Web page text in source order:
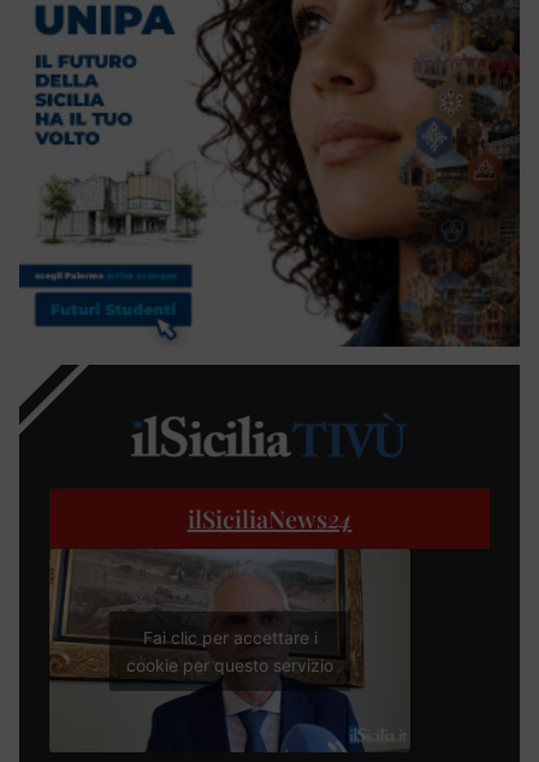
ilSiciliaNews24
Fai clic per accettare i
cookie per questo servizio